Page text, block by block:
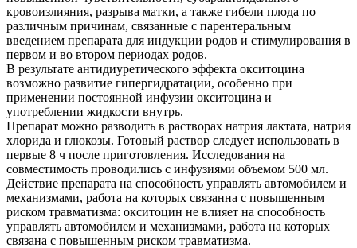
кровоизлияния, разрыва матки, а также гибели плода по
различным причинам, связанные с парентеральным
введением препарата для индукции родов и стимулирования в
первом и во втором периодах родов.
В результате антидиуретического эффекта окситоцина
возможно развитие гипергидратации, особенно при
применении постоянной инфузии окситоцина и
употреблении жидкости внутрь.
Препарат можно разводить в растворах натрия лактата, натрия
хлорида и глюкозы. Готовый раствор следует использовать в
первые 8 ч после приготовления. Исследования на
совместимость проводились с инфузиями объемом 500 мл.
Действие препарата на способность управлять автомобилем и
механизмами, работа на которых связанна с повышенным
риском травматизма: окситоцин не влияет на способность
управлять автомобилем и механизмами, работа на которых
связана с повышенным риском травматизма.